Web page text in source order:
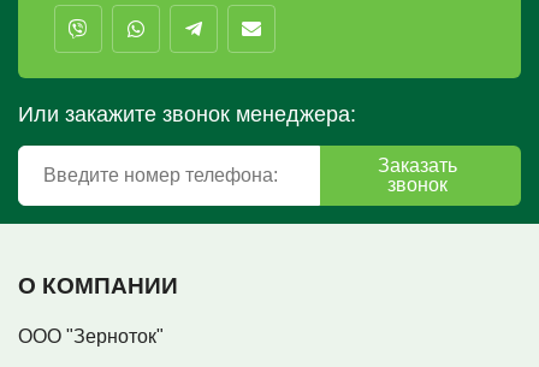
Или закажите звонок менеджера:
Заказать
звонок
О КОМПАНИИ
ООО "Зерноток"